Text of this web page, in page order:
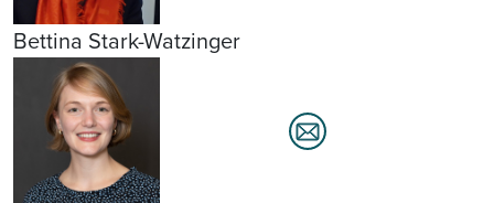
Bettina Stark-Watzinger